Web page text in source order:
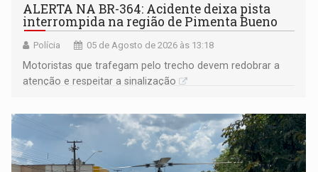
ALERTA NA BR-364: Acidente deixa pista
interrompida na região de Pimenta Bueno
Polícia 05 de Agosto de 2026 às 13:18
​Motoristas que trafegam pelo trecho devem redobrar a
atenção e respeitar a sinalização